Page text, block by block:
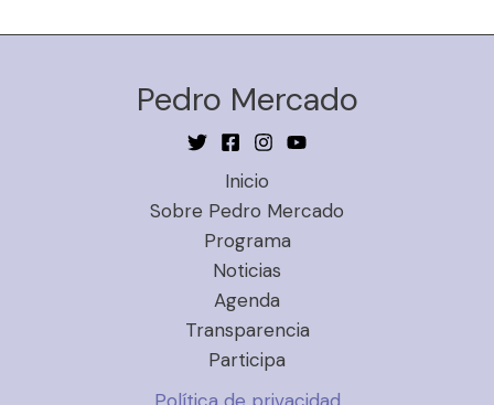
Pedro Mercado
Inicio
Sobre Pedro Mercado
Programa
Noticias
Agenda
Transparencia
Participa